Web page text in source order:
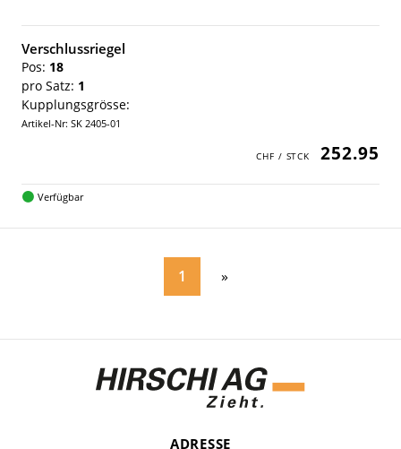
Verschlussriegel
Pos: 18
pro Satz: 1
Kupplungsgrösse:
Artikel-Nr: SK 2405-01
252.95
Verfügbar
1
ADRESSE